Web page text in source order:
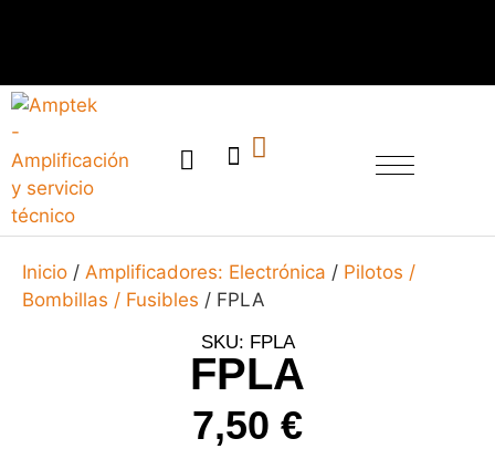
Inicio / Amplificadores: Electrónica / Pilotos /
Bombillas / Fusibles / FPLA
SKU: FPLA
FPLA
7,50 €